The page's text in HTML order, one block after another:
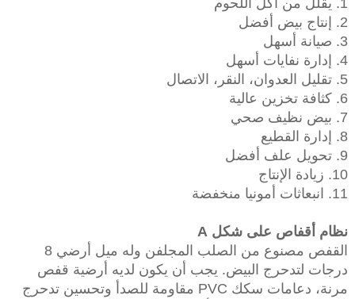
1. يقلل من أكل اللحوم
2. إنتاج بيض أفضل
3. صيانة أسهل
4. إدارة نفايات أسهل
5. تقليل العدوان، النقر، الاتصال
6. كثافة تخزين عالية
7. بيض نظيف صحي
8. إدارة القطيع
9. تحويل علف أفضل
10. زيادة الإنتاج
11. انبعاثات أمونيا منخفضة
نظام أقفاص على شكل A
القفص مصنوع من الصلب المجلفن وله ميل أرضي 8
درجات لتدحرج البيض. يجب أن يكون لديه أرضية قفص
مرنة، دعامات سكك PVC مقاومة للصدأ وتحسين تدحرج